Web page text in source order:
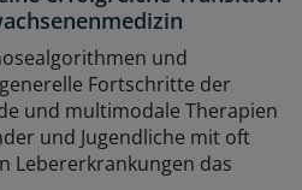
und
Fortschritte der
und multimodale Therapien
und Jugendliche mit oft
Lebererkrankungen das